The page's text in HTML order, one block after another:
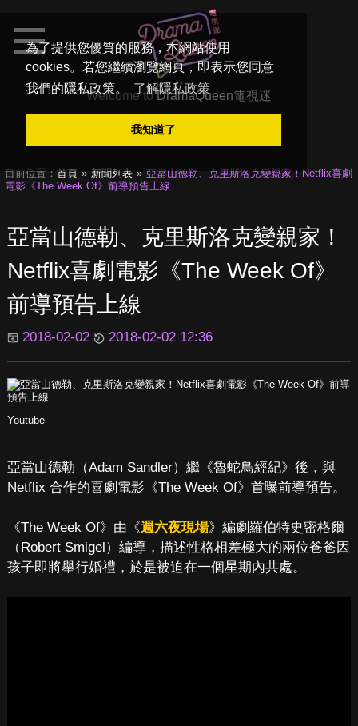
為了提供您優質的服務，本網站使用
cookies。若您繼續瀏覽網頁，即表示您同意
我們的隱私政策。
了解隱私政策
我知道了
Welcome toDramaQueen電視迷
目前位置： 首頁 新聞列表
亞當山德勒、克里斯洛克變親家！Netflix喜劇
電影《The Week Of》前導預告上線
亞當山德勒、克里斯洛克變親家！
Netflix喜劇電影《The Week Of》
前導預告上線
2018-02-02 2018-02-02 12:36
Youtube
亞當山德勒（Adam Sandler）繼《魯蛇鳥經紀》後，與
Netflix 合作的喜劇電影《The Week Of》首曝前導預告。
《The Week Of》由《週六夜現場》編劇羅伯特史密格爾
（Robert Smigel）編導，描述性格相差極大的兩位爸爸因
孩子即將舉行婚禮，於是被迫在一個星期內共處。